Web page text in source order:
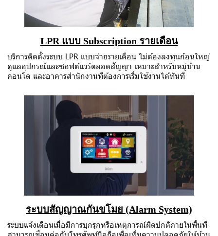
LPR แบบ Subscription รายเดือน
บริการติดตั้งระบบ LPR แบบจ่ายรายเดือน ไม่ต้องลงทุนก้อนใหญ่
ดูแลอุปกรณ์และซอฟต์แวร์ตลอดสัญญา เหมาะสำหรับหมู่บ้าน
คอนโด และอาคารสำนักงานที่ต้องการเริ่มใช้งานได้ทันที
ระบบสัญญาณกันขโมย (Alarm System)
ระบบแจ้งเตือนเมื่อมีการบุกรุกหรือเหตุการณ์ผิดปกติภายในพื้นที่